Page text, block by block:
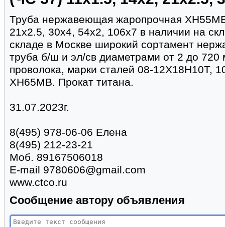
Труба нержавеющая жаропрочная
21х2.5, 30х4, 54х2, 106х7 в наличии на
складе в Москве широкий сортамент
труба б/ш и эл/св диаметрами от 2 до 720
проволока, марки сталей 08-12Х18Н10Т,
ХН65МВ. Прокат титана.
31.07.2023г.
8(495) 978-06-06 Елена
8(495) 212-23-21
Моб. 89167506018
E-mail 9780606@gmail.com
www.ctco.ru
Сообщение автору объявления